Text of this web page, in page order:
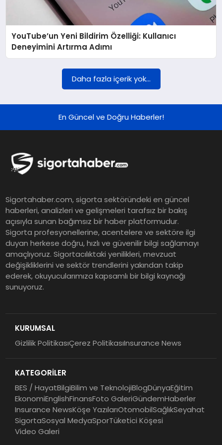
BILIM VE TEKNOLOJI
YouTube’un Yeni Bildirim Özelliği: Kullanıcı
Deneyimini Artırma Adımı
Daha fazla içerik yok...
En Güncel ve Doğru Haberler!
Sigortahaber.com, sigorta sektöründeki en güncel
haberleri, analizleri ve gelişmeleri tarafsız bir bakış
açısıyla sunan bağımsız bir haber platformudur.
Sigorta profesyonellerine, acentelere ve sektöre ilgi
duyan herkese doğru, hızlı ve güvenilir bilgi sağlamayı
amaçlıyoruz. Sigortacılıktaki yenilikleri, mevzuat
değişikliklerini ve sektör trendlerini yakından takip
ederek, okuyucularımıza kapsamlı bir bilgi kaynağı
sunuyoruz.
KURUMSAL
Gizlilik PolitikasıÇerez PolitikasıInsurance News
KATEGORİLER
BES / HayatBilgiBilim ve TeknolojiBlogDünyaEğitim
EkonomiEnglishFinansFoto GaleriGündemHaberler
Insurance NewsKöşe YazılarıOtomobilSağlıkSeyahat
SigortaSosyal MedyaSporTüketici Köşesi
Video Galeri